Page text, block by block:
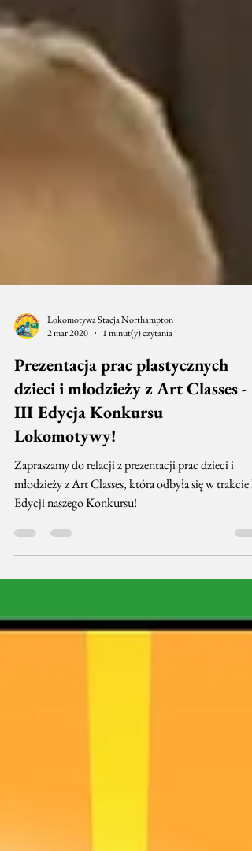
2 mar 2020
1 minut(y) czytania
Prezentacja prac plastycznych
dzieci i młodzieży z Art Classes -
III Edycja Konkursu
Lokomotywy!
Zapraszamy do relacji z prezentacji prac dzieci i
młodzieży z Art Classes, która odbyła się w trakcie
Edycji naszego Konkursu!